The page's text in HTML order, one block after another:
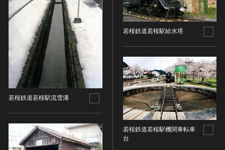
動画で見る無形の文化財 サイトマップ
サイトのご意見はこちら
文化遺産データベース
国指定文化財等データベース
若桜鉄道若桜駅流雪溝
若桜鉄道若桜駅給水塔
若桜鉄道若桜駅機関車転車
台
時代を選択
旧石器 [日本]
縄文 [日本]
弥生 [日本]
古墳 [日本]
飛鳥 [日本]
奈良 [日本]
鎌倉 [日本]
南北朝 [日本]
分野を選択
建造物
宗教建築
城郭建築
近世以前その他
近代その他
所在地（都道府県）
所在地（都道府県）を選択
所在地（市区町村）を選択